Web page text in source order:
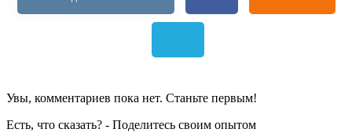
Увы, комментариев пока нет. Станьте первым!
Есть, что сказать? - Поделитесь своим опытом